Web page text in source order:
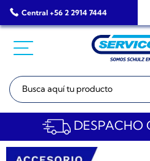
Saltar
al
Central +56 2 2914 7444
Buscar:
DESPACHO